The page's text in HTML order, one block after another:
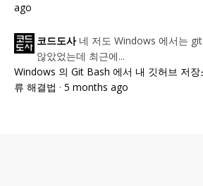
ago
코드도사 네 저도 Windows 에서는
않았었는데 최근에...
Windows 의 Git Bash 에서 내 깃허브 저
류 해결법 · 5 months ago